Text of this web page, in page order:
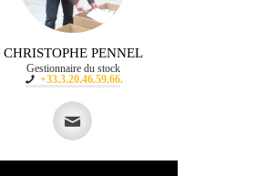
CHRISTOPHE PENNEL
Gestionnaire du stock
+33.3.20.46.59.66.